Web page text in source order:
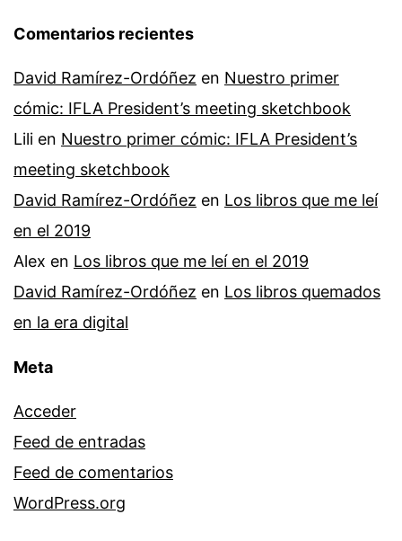
Comentarios recientes
David Ramírez-Ordóñez en Nuestro primer
cómic: IFLA President’s meeting sketchbook
Lili en Nuestro primer cómic: IFLA President’s
meeting sketchbook
David Ramírez-Ordóñez en Los libros que me leí
en el 2019
Alex en Los libros que me leí en el 2019
David Ramírez-Ordóñez en Los libros quemados
en la era digital
Meta
Acceder
Feed de entradas
Feed de comentarios
WordPress.org